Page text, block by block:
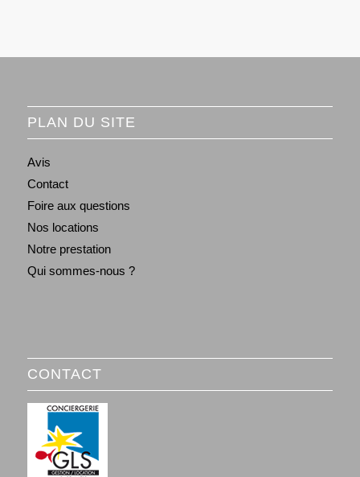
PLAN DU SITE
Avis
Contact
Foire aux questions
Nos locations
Notre prestation
Qui sommes-nous ?
CONTACT